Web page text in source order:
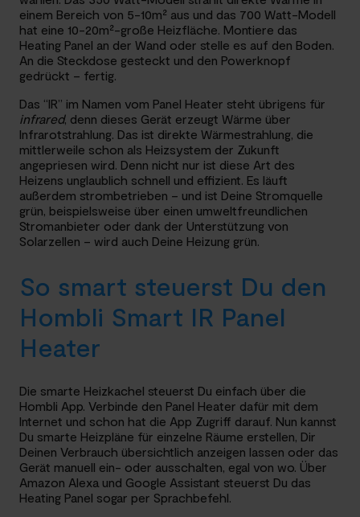
einem Bereich von 5-10m² aus und das 700 Watt-Modell
hat eine 10-20m²-große Heizfläche. Montiere das
Heating Panel an der Wand oder stelle es auf den Boden.
An die Steckdose gesteckt und den Powerknopf
gedrückt – fertig.
Das “IR” im Namen vom Panel Heater steht übrigens für
infrared, denn dieses Gerät erzeugt Wärme über
Infrarotstrahlung. Das ist direkte Wärmestrahlung, die
mittlerweile schon als Heizsystem der Zukunft
angepriesen wird. Denn nicht nur ist diese Art des
Heizens unglaublich schnell und effizient. Es läuft
außerdem strombetrieben – und ist Deine Stromquelle
grün, beispielsweise über einen umweltfreundlichen
Stromanbieter oder dank der Unterstützung von
Solarzellen – wird auch Deine Heizung grün.
So smart steuerst Du den
Hombli Smart IR Panel
Heater
Die smarte Heizkachel steuerst Du einfach über die
Hombli App. Verbinde den Panel Heater dafür mit dem
Internet und schon hat die App Zugriff darauf. Nun kannst
Du smarte Heizpläne für einzelne Räume erstellen, Dir
Deinen Verbrauch übersichtlich anzeigen lassen oder das
Gerät manuell ein- oder ausschalten, egal von wo. Über
Amazon Alexa und Google Assistant steuerst Du das
Heating Panel sogar per Sprachbefehl.